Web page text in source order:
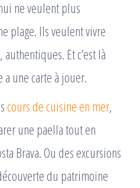
ne veulent plus
plage. Ils veulent vivre
Et c’est là
une carte à jouer.
cours de cuisine en mer,
une paella tout en
Brava. Ou des excursions
du patrimoine